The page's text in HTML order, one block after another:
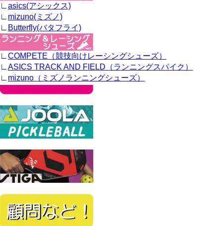
∟ asics(アシックス)
∟ mizuno(ミズノ)
∟
Butterfly(バタフライ)
∟ COMPETE（競技向けレーシングシューズ）
∟ ASICS TRACK AND FIELD（ランニングスパイク）
∟ mizuno（ミズノランニングシューズ）